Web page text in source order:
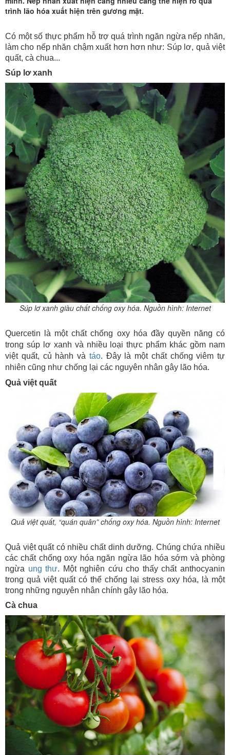
trình lão hóa xuất hiện trên gương mặt.
Có một số thực phẩm hỗ trợ quá trình ngăn ngừa nếp nhăn,
làm cho nếp nhăn chậm xuất hơn hơn như: Súp lơ, quả việt
quất, cà chua...
Súp lơ xanh
Súp lơ xanh giàu chất chống oxy hóa. Nguồn hình: Internet
Quercetin là một chất chống oxy hóa đầy quyền năng có
trong súp lơ xanh và nhiều loại thực phẩm khác gồm nam
việt quất, củ hành và táo. Đây là một chất chống viêm tự
nhiên cũng như chống lại các nguyên nhân gây lão hóa.
Quả việt quất
Quả việt quất, “quán quân” chống oxy hóa. Nguồn hình: Internet
Quả việt quất có nhiều chất dinh dưỡng. Chúng chứa nhiều
các chất chống oxy hóa ngăn ngừa lão hóa sớm và phòng
ngừa ung thư. Một nghiên cứu cho thấy chất anthocyanin
trong quả việt quất có thể chống lại stress oxy hóa, là một
trong những nguyên nhân chính gây lão hóa.
Cà chua